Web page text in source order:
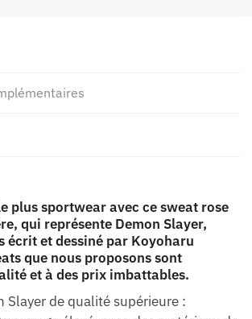
plus sportwear avec ce sweat rose
qui représente Demon Slayer,
écrit et dessiné par Koyoharu
que nous proposons sont
et à des prix imbattables.
Slayer de qualité supérieure :